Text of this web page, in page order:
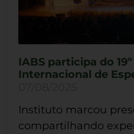
IABS participa do
Internacional de
Instituto marcou
compartilhando